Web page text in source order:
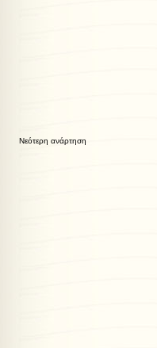
Νεότερη ανάρτηση